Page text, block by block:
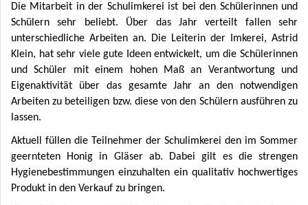
Die Mitarbeit in der Schulimkerei ist bei den Schülerinnen und
Schülern sehr beliebt. Über das Jahr verteilt fallen sehr
unterschiedliche Arbeiten an. Die Leiterin der Imkerei, Astrid
Klein, hat sehr viele gute Ideen entwickelt, um die Schülerinnen
und Schüler mit einem hohen Maß an Verantwortung und
Eigenaktivität über das gesamte Jahr an den notwendigen
Arbeiten zu beteiligen bzw. diese von den Schülern ausführen zu
lassen.
Aktuell füllen die Teilnehmer der Schulimkerei den im Sommer
geernteten Honig in Gläser ab. Dabei gilt es die strengen
Hygienebestimmungen einzuhalten ein qualitativ hochwertiges
Produkt in den Verkauf zu bringen.